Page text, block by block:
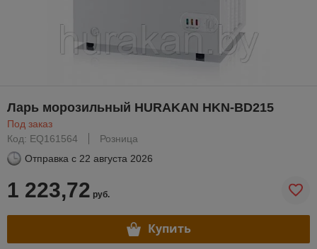
Ларь морозильный HURAKAN HKN-BD215
Под заказ
Код: EQ161564
Розница
Отправка с 22 августа 2026
1 223,72 руб.
Купить